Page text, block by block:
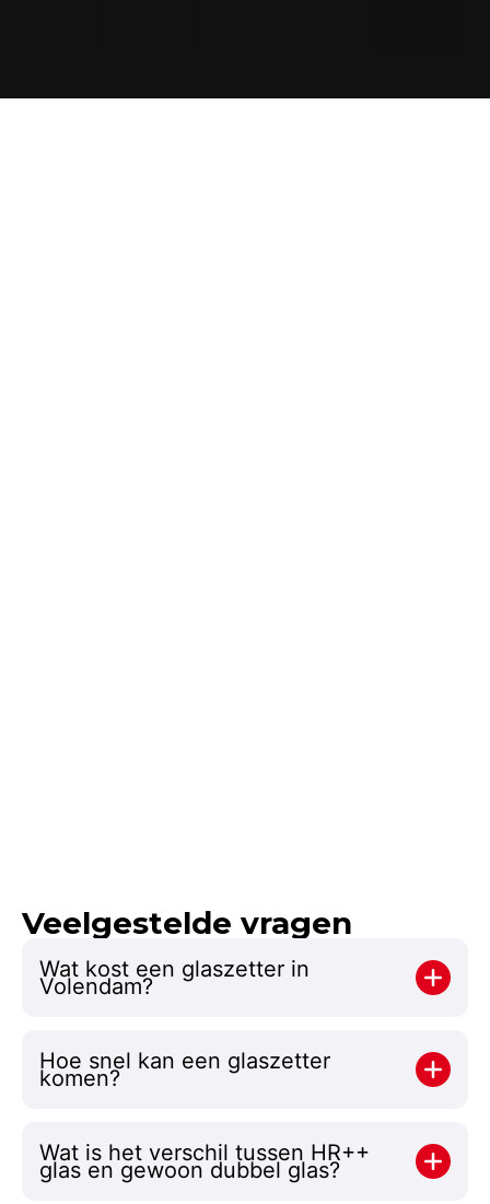
Veelgestelde vragen
Wat kost een glaszetter in
Volendam?
Hoe snel kan een glaszetter
komen?
Wat is het verschil tussen HR++
glas en gewoon dubbel glas?